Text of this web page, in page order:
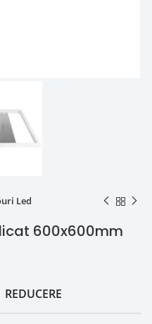
Led
600x600mm
REDUCERE